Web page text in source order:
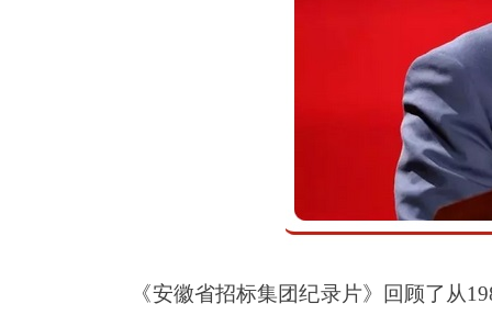
《安徽省招标集团纪录片》回顾了从